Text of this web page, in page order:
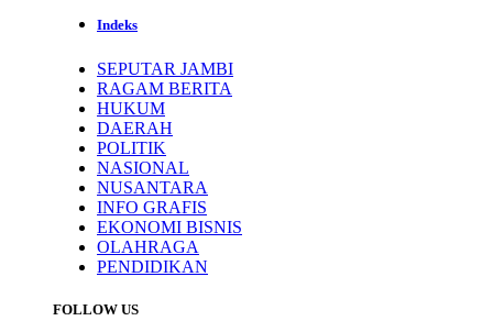
Indeks
SEPUTAR JAMBI
RAGAM BERITA
HUKUM
DAERAH
POLITIK
NASIONAL
NUSANTARA
INFO GRAFIS
EKONOMI BISNIS
OLAHRAGA
PENDIDIKAN
FOLLOW US